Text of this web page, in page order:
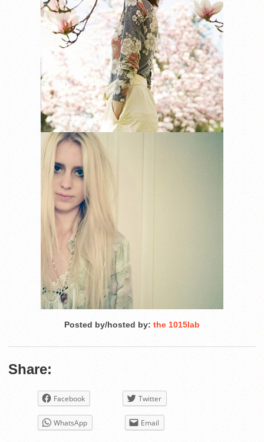
Posted by/hosted by: the 1015lab
Share:
Facebook Twitter
WhatsApp Email